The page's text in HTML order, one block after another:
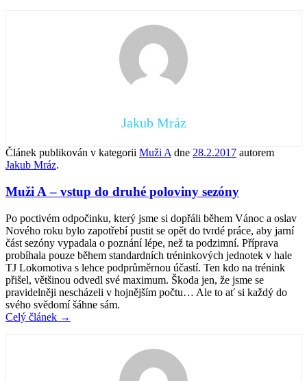
Jakub Mráz
Článek publikován v kategorii Muži Adne 28.2.2017 autorem
Jakub Mráz.
Muži A – vstup do druhé poloviny sezóny
Po poctivém odpočinku, který jsme si dopřáli během Vánoc a oslav
Nového roku bylo zapotřebí pustit se opět do tvrdé práce, aby jarní
část sezóny vypadala o poznání lépe, než ta podzimní. Příprava
probíhala pouze během standardních tréninkových jednotek v hale
TJ Lokomotiva s lehce podprůměrnou účastí. Ten kdo na trénink
přišel, většinou odvedl své maximum. Škoda jen, že jsme se
pravidelněji nescházeli v hojnějším počtu… Ale to ať si každý do
svého svědomí šáhne sám.
Celý článek →